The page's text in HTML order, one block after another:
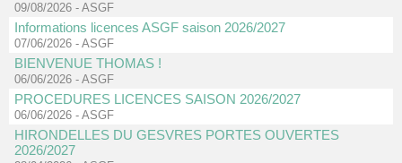
09/08/2026 - ASGF
Informations licences ASGF saison 2026/2027
07/06/2026 - ASGF
BIENVENUE THOMAS !
06/06/2026 - ASGF
PROCEDURES LICENCES SAISON 2026/2027
06/06/2026 - ASGF
HIRONDELLES DU GESVRES PORTES OUVERTES
2026/2027